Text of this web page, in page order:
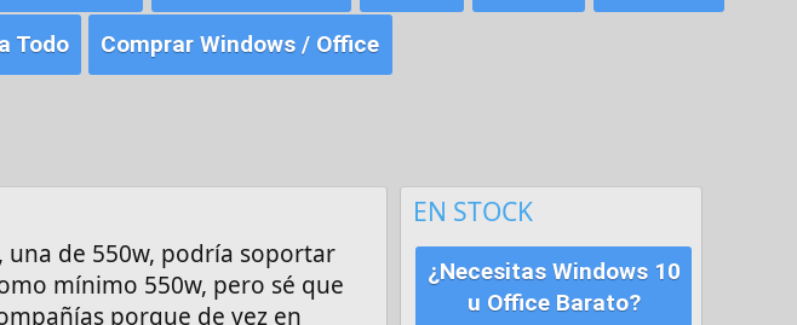
Todo Comprar Windows / Office
una de 550w, podría soportar
mínimo 550w, pero sé que
porque de vez en
EN STOCK
¿Necesitas Windows 10
u Office Barato?